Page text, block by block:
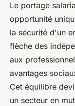
Le portage
opportunité
la sécurité d'un
flèche des
aux
avantages
Cet équilibre
un secteur en